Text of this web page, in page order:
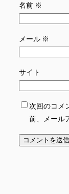
名前 ※
メール ※
サイト
次回のコメ
前、メール